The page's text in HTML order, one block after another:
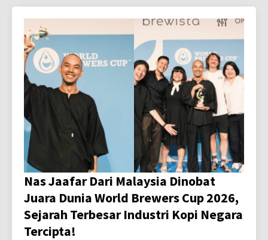
Nas Jaafar Dari Malaysia Dinobat
Juara Dunia World Brewers Cup 2026,
Sejarah Terbesar Industri Kopi Negara
Tercipta!